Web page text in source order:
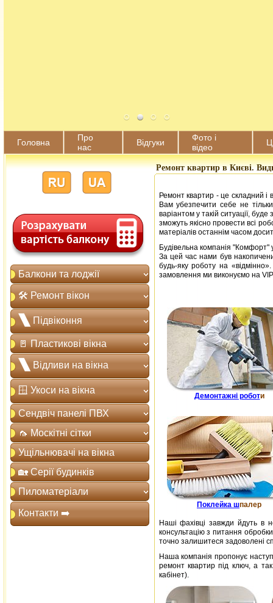
Головна
Про
нас
Відгуки
Фото і
відео
Балкони та лоджії
🛠️ Ремонт вікон
🙽 Підвіконня
🚪 Пластикові вікна
🙽 Відливи на вікна
🪟 Укоси на вікна
Сендвіч панелі ПВХ
🦟 Москітні сітки
Ущільнювачі на вікна
🏡 Серії будинків
Пиломатеріали
Контакти ➡️
Ремонт квартир в Києві.
Ремонт квартир - це складний і
Вам убезпечити себе не
варіантом у такій ситуації,
зможуть якісно провести всі
матеріалів останнім часом
Будівельна компанія
За цей час нами був
будь-яку роботу на
замовлення ми виконуємо на
Демонтажні роботи
Поклейка шпалер
Наші фахівці завжди йдуть в
консультацію з питання
точно залишитеся задоволені
Наша компанія пропонує
ремонт квартир під ключ, а
кабінет).